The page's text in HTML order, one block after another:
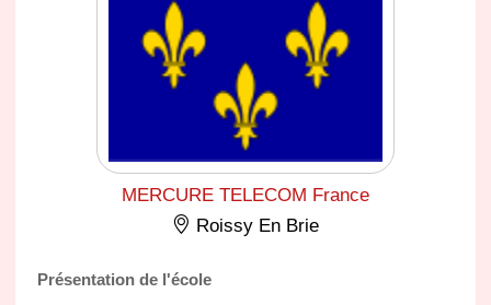
MERCURE TELECOM France
Roissy En Brie
Présentation de l'école